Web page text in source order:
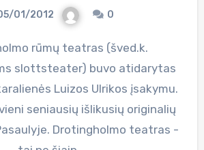
01/2012 0
slottsteater) buvo atidarytas
Luizos Ulrikos įsakymu.
seniausių išlikusių originalių
Drotingholmo teatras -